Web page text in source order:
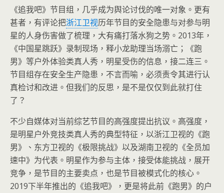
《追我吧》节目组，几乎成为舆论讨伐的唯一对象。更有
甚者，有评论把浙江卫视历年节目的安全隐患与对参与明
星的人身伤害做了梳理，大有痛打落水狗之势。2013年，
《中国星跳跃》录制现场，释小龙助理当场溺亡；《跑
男》等户外体验类真人秀，明星受伤的信息，接二连三。
节目组存在安全生产隐患，不言而喻，必须责令其进行认
真检讨和改进。但我们的反思，是不是仅仅到此就打住
了？
不少自媒体对当前综艺节目的高强度提出抗议。高强度，
是明星户外竞技类真人秀的典型特征，以浙江卫视的《跑
男》、东方卫视的《极限挑战》以及湖南卫视的《全员加
速中》为代表。明星作为参与主体，接受体能挑战，展开
竞争，是节目的主要卖点，也是节目被模式化的核心。
2019下半年推出的《追我吧》，更是将此前《跑男》的户